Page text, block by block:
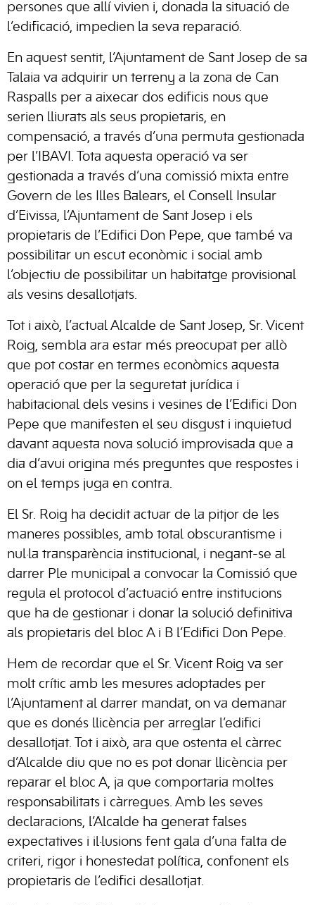
persones que allí vivien i, donada la situació de
l’edificació, impedien la seva reparació.
En aquest sentit, l’Ajuntament de Sant Josep de sa
Talaia va adquirir un terreny a la zona de Can
Raspalls per a aixecar dos edificis nous que
serien lliurats als seus propietaris, en
compensació, a través d’una permuta gestionada
per l’IBAVI. Tota aquesta operació va ser
gestionada a través d’una comissió mixta entre
Govern de les Illes Balears, el Consell Insular
d’Eivissa, l’Ajuntament de Sant Josep i els
propietaris de l’Edifici Don Pepe, que també va
possibilitar un escut econòmic i social amb
l’objectiu de possibilitar un habitatge provisional
als vesins desallotjats.
Tot i això, l’actual Alcalde de Sant Josep, Sr. Vicent
Roig, sembla ara estar més preocupat per allò
que pot costar en termes econòmics aquesta
operació que per la seguretat jurídica i
habitacional dels vesins i vesines de l’Edifici Don
Pepe que manifesten el seu disgust i inquietud
davant aquesta nova solució improvisada que a
dia d’avui origina més preguntes que respostes i
on el temps juga en contra.
El Sr. Roig ha decidit actuar de la pitjor de les
maneres possibles, amb total obscurantisme i
nul·la transparència institucional, i negant-se al
darrer Ple municipal a convocar la Comissió que
regula el protocol d’actuació entre institucions
que ha de gestionar i donar la solució definitiva
als propietaris del bloc A i B l’Edifici Don Pepe.
Hem de recordar que el Sr. Vicent Roig va ser
molt crític amb les mesures adoptades per
l’Ajuntament al darrer mandat, on va demanar
que es donés llicència per arreglar l’edifici
desallotjat. Tot i això, ara que ostenta el càrrec
d’Alcalde diu que no es pot donar llicència per
reparar el bloc A, ja que comportaria moltes
responsabilitats i càrregues. Amb les seves
declaracions, l’Alcalde ha generat falses
expectatives i il·lusions fent gala d’una falta de
criteri, rigor i honestedat política, confonent els
propietaris de l’edifici desallotjat.